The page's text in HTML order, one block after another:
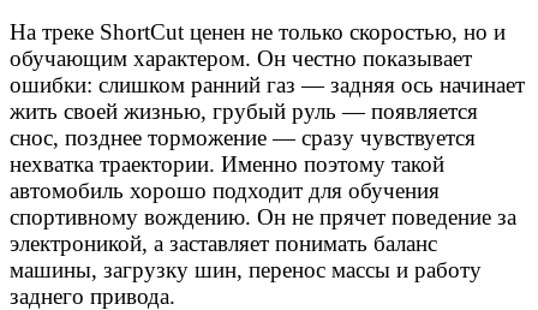
На треке ShortCut ценен не только скоростью, но и
обучающим характером. Он честно показывает
ошибки: слишком ранний газ — задняя ось начинает
жить своей жизнью, грубый руль — появляется
снос, позднее торможение — сразу чувствуется
нехватка траектории. Именно поэтому такой
автомобиль хорошо подходит для обучения
спортивному вождению. Он не прячет поведение за
электроникой, а заставляет понимать баланс
машины, загрузку шин, перенос массы и работу
заднего привода.